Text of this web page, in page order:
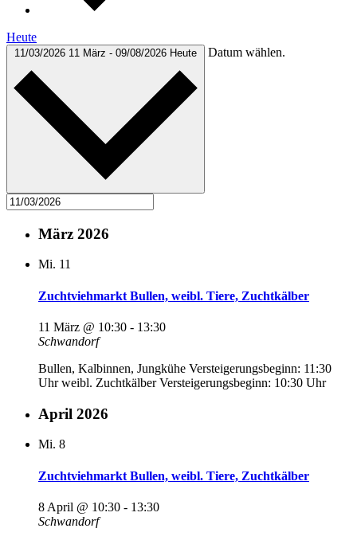
Heute
11/03/2026 11 März - 09/08/2026 Heute Datum wählen.
März 2026
Mi. 11
Zuchtviehmarkt Bullen, weibl. Tiere, Zuchtkälber
11 März @ 10:30 - 13:30
Schwandorf
Bullen, Kalbinnen, Jungkühe Versteigerungsbeginn: 11:30
Uhr weibl. Zuchtkälber Versteigerungsbeginn: 10:30 Uhr
April 2026
Mi. 8
Zuchtviehmarkt Bullen, weibl. Tiere, Zuchtkälber
8 April @ 10:30 - 13:30
Schwandorf